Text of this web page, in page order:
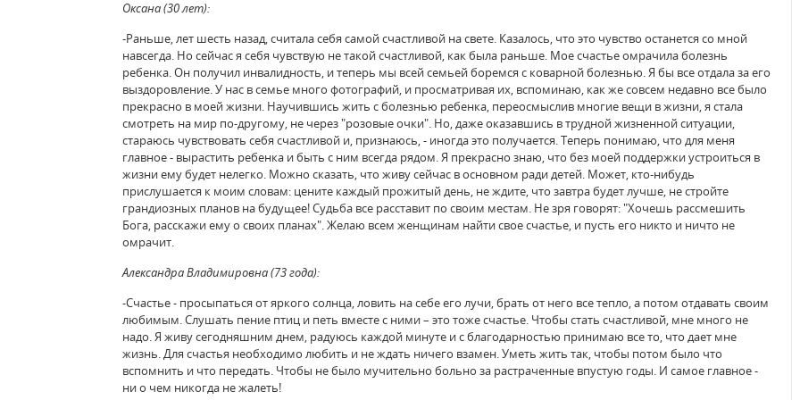
Оксана (30 лет):
-Раньше, лет шесть назад, считала себя самой счастливой на свете. Казалось, что это чувство останется со мной
навсегда. Но сейчас я себя чувствую не такой счастливой, как была раньше. Мое счастье омрачила болезнь
ребенка. Он получил инвалидность, и теперь мы всей семьей боремся с коварной болезнью. Я бы все отдала за его
выздоровление. У нас в семье много фотографий, и просматривая их, вспоминаю, как же совсем недавно все было
прекрасно в моей жизни. Научившись жить с болезнью ребенка, переосмыслив многие вещи в жизни, я стала
смотреть на мир по-другому, не через "розовые очки". Но, даже оказавшись в трудной жизненной ситуации,
стараюсь чувствовать себя счастливой и, признаюсь, - иногда это получается. Теперь понимаю, что для меня
главное - вырастить ребенка и быть с ним всегда рядом. Я прекрасно знаю, что без моей поддержки устроиться в
жизни ему будет нелегко. Можно сказать, что живу сейчас в основном ради детей. Может, кто-нибудь
прислушается к моим словам: цените каждый прожитый день, не ждите, что завтра будет лучше, не стройте
грандиозных планов на будущее! Судьба все расставит по своим местам. Не зря говорят: "Хочешь рассмешить
Бога, расскажи ему о своих планах". Желаю всем женщинам найти свое счастье, и пусть его никто и ничто не
омрачит.
Александра Владимировна (73 года):
-Счастье - просыпаться от яркого солнца, ловить на себе его лучи, брать от него все тепло, а потом отдавать своим
любимым. Слушать пение птиц и петь вместе с ними – это тоже счастье. Чтобы стать счастливой, мне много не
надо. Я живу сегодняшним днем, радуюсь каждой минуте и с благодарностью принимаю все то, что дает мне
жизнь. Для счастья необходимо любить и не ждать ничего взамен. Уметь жить так, чтобы потом было что
вспомнить и что передать. Чтобы не было мучительно больно за растраченные впустую годы. И самое главное -
ни о чем никогда не жалеть!